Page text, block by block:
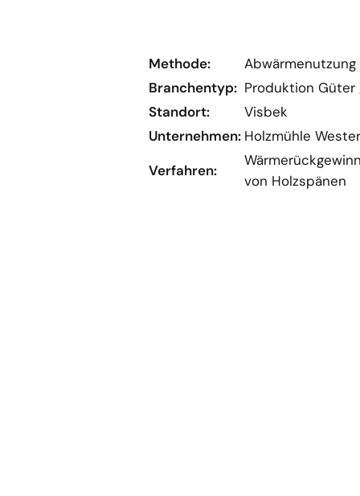
Methode:
Branchentyp: Produktion Güter
Standort:
Visbek
Unternehmen: Holzmühle
Verfahren:
von Holzspänen